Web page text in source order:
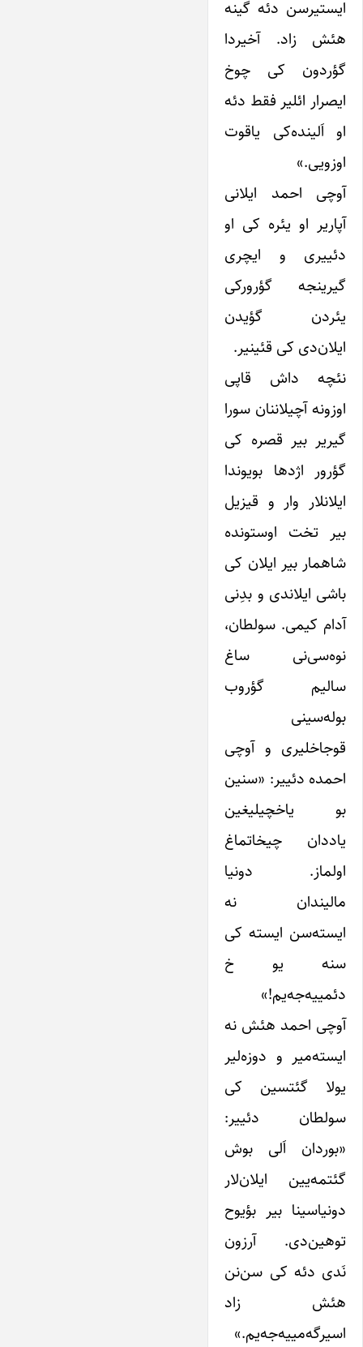
ایستیرسن دئه گینه
هئش زاد. آخیردا
گؤردون کی چوخ
ایصرار ائلیر فقط دئه
او اَلینده‌کی یاقوت
اوزویی.»
آوچی احمد ایلانی
آپاریر او یئره کی او
دئییری و ایچری
گیرینجه گؤرورکی
یئردن گؤیدن
ایلان‌دی کی قئینیر.
نئچه داش قاپی
اوزونه آچیلاننان سورا
گیریر بیر قصره کی
گؤرور اژدها بویوندا
ایلانلار وار و قیزیل
بیر تخت اوستونده
شاهمار بیر ایلان کی
باشی ایلاندی و بدِنی
آدام کیمی. سولطان،
نوه‌سی‌نی ساغ
سالیم گؤروب
بوله‌سینی
قوجاخلیری و آوچی
احمده دئییر: «سنین
بو یاخچیلیغین
یاددان چیخاتماغ
اولماز. دونیا
مالیندان نه
ایسته‌سن ایسته کی
سنه یو خ
دئمییه‌جه‌یم!»
آوچی احمد هئش نه
ایسته‌میر و دوزه‌لیر
یولا گئتسین کی
سولطان دئییر:
«بوردان اَلی بوش
گئتمه‌یین ایلان‌لار
دونیاسینا بیر بؤیوح
توهین‌دی. آرزون
نَدی دئه کی سن‌نن
هئش زاد
اسیرگه‌مییه‌جه‌یم.»